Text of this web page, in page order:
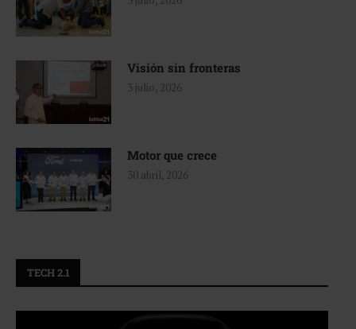
Visión sin fronteras
3 julio, 2026
Motor que crece
30 abril, 2026
TECH 2.1